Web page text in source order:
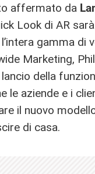
affermato da
Look di AR
gamma di
Marketing,
della
le aziende e i
il nuovo
di casa.